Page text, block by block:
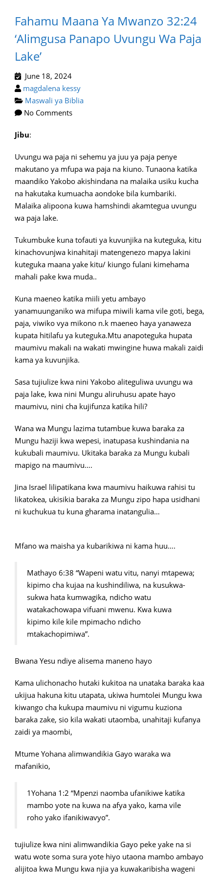
Fahamu Maana Ya Mwanzo 32:24
‘alimgusa Panapo Uvungu Wa Paja
Lake’
June 18, 2024
magdalena kessy
Maswali ya Biblia
No Comments
Jibu:
Uvungu wa paja ni sehemu ya juu ya paja penye
makutano ya mfupa wa paja na kiuno. Tunaona katika
maandiko Yakobo akishindana na malaika usiku kucha
na hakutaka kumuacha aondoke bila kumbariki.
Malaika alipoona kuwa hamshindi akamtegua uvungu
wa paja lake.
Tukumbuke kuna tofauti ya kuvunjika na kuteguka, kitu
kinachovunjwa kinahitaji matengenezo mapya lakini
kuteguka maana yake kitu/ kiungo fulani kimehama
mahali pake kwa muda..
Kuna maeneo katika miili yetu ambayo
yanamuunganiko wa mifupa miwili kama vile goti, bega,
paja, viwiko vya mikono n.k maeneo haya yanaweza
kupata hitilafu ya kuteguka.Mtu anapoteguka hupata
maumivu makali na wakati mwingine huwa makali zaidi
kama ya kuvunjika.
Sasa tujiulize kwa nini Yakobo aliteguliwa uvungu wa
paja lake, kwa nini Mungu aliruhusu apate hayo
maumivu, nini cha kujifunza katika hili?
Wana wa Mungu lazima tutambue kuwa baraka za
Mungu haziji kwa wepesi, inatupasa kushindania na
kukubali maumivu. Ukitaka baraka za Mungu kubali
mapigo na maumivu….
Jina Israel lilipatikana kwa maumivu haikuwa rahisi tu
likatokea, ukisikia baraka za Mungu zipo hapa usidhani
ni kuchukua tu kuna gharama inatangulia…
Mfano wa maisha ya kubarikiwa ni kama huu….
Mathayo 6:38 “Wapeni watu vitu, nanyi mtapewa;
kipimo cha kujaa na kushindiliwa, na kusukwa-
sukwa hata kumwagika, ndicho watu
watakachowapa vifuani mwenu. Kwa kuwa
kipimo kile kile mpimacho ndicho
mtakachopimiwa”.
Bwana Yesu ndiye alisema maneno hayo
Kama ulichonacho hutaki kukitoa na unataka baraka kaa
ukijua hakuna kitu utapata, ukiwa humtolei Mungu kwa
kiwango cha kukupa maumivu ni vigumu kuziona
baraka zake, sio kila wakati utaomba, unahitaji kufanya
zaidi ya maombi,
Mtume Yohana alimwandikia Gayo waraka wa
mafanikio,
1Yohana 1:2 “Mpenzi naomba ufanikiwe katika
mambo yote na kuwa na afya yako, kama vile
roho yako ifanikiwavyo”.
tujiulize kwa nini alimwandikia Gayo peke yake na si
watu wote soma sura yote hiyo utaona mambo ambayo
alijitoa kwa Mungu kwa njia ya kuwakaribisha wageni